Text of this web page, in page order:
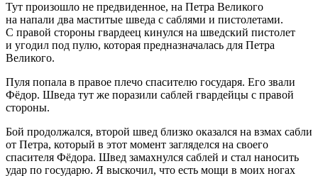
Тут произошло не предвиденное, на Петра Великого
на напали два маститые шведа с саблями и пистолетами.
С правой стороны гвардеец кинулся на шведский пистолет
и угодил под пулю, которая предназначалась для Петра
Великого.
Пуля попала в правое плечо спасителю государя. Его звали
Фёдор. Шведа тут же поразили саблей гвардейцы с правой
стороны.
Бой продолжался, второй швед близко оказался на взмах сабли
от Петра, который в этот момент загляделся на своего
спасителя Фёдора. Швед замахнулся саблей и стал наносить
удар по государю. Я выскочил, что есть мощи в моих ногах